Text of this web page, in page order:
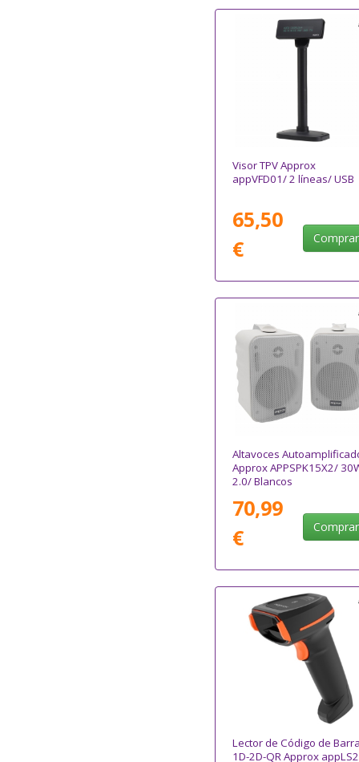
Visor TPV Approx
appVFD01/ 2 líneas/ USB
65,50
€
Comprar
Altavoces
Approx APPSPK15X2/
2.0/ Blancos
70,99
€
Comprar
Lector de Código de
1D-2D-QR Approx